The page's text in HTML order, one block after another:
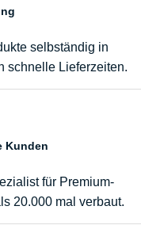
selbständig in
schnelle Lieferzeiten.
Kunden
für Premium-
20.000 mal verbaut.